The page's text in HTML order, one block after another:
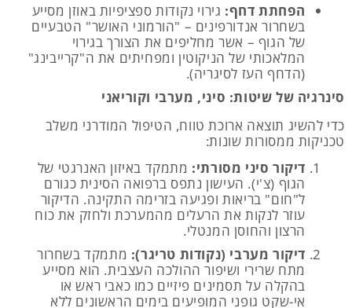
הפחתת דחף: גירוי נקודות ספציפיות באוזן מסייע
בשחרור אנדורפינים – "הורמוני האושר" הטבעיים
של הגוף – אשר מחליפים את הצורך בגירוי
המלאכותי של הניקוטין ומפחיתים את ה"קרייבינג"
(הדחף העז לסיגריה).
סינרגיה של שיטות: סיני, מערבי וקוריאני
כדי להשיג תוצאה ארוכת טווח, הטיפול המודרני משלב
טכניקות ממסורות שונות:
דיקור סיני מסורתי: מתמקד באיזון האנרגטי של
הגוף (צ'י). העישון נתפס ברפואה הסינית כגורם
ל"חום" בריאות ופגיעה בזרימה התקינה. הדיקור
עוזר לנקות את הרעלים מהמערכת ולחזק את כוח
הרצון והחוסן המנטלי.
דיקור מערבי (נקודות טריגר): מתמקד בשחרור
מתח שרירי ושיפור ההולכה העצבית. הוא מסייע
בהקלה על תסמינים פיזיים כמו כאבי ראש או
אי-שקט גופני המופיעים בימים הראשונים ללא